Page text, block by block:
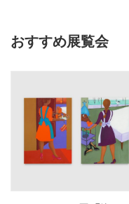
おすすめ展覧会